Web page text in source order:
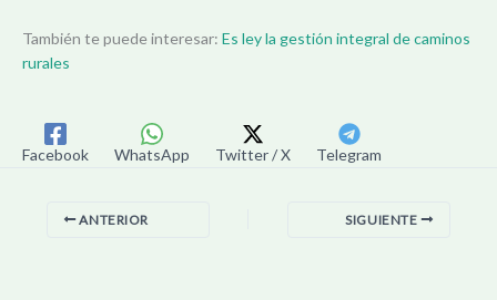
También te puede interesar: Es ley la gestión integral de caminos
rurales
Facebook WhatsApp Twitter / X Telegram
ANTERIOR SIGUIENTE